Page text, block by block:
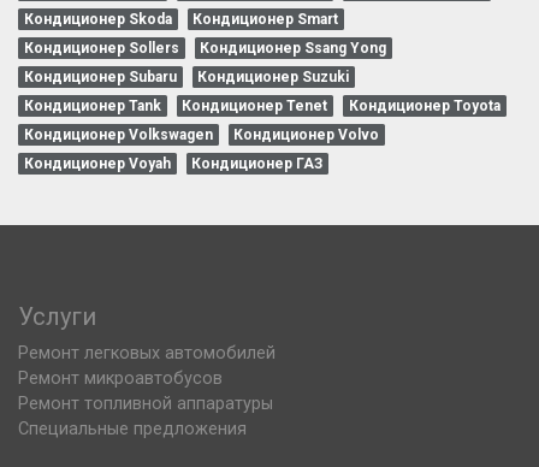
Кондиционер Skoda
Кондиционер Smart
Кондиционер Sollers
Кондиционер Ssang Yong
Кондиционер Subaru
Кондиционер Suzuki
Кондиционер Tank
Кондиционер Tenet
Кондиционер Toyota
Кондиционер Volkswagen
Кондиционер Volvo
Кондиционер Voyah
Кондиционер ГАЗ
Услуги
Ремонт легковых автомобилей
Ремонт микроавтобусов
Ремонт топливной аппаратуры
Специальные предложения